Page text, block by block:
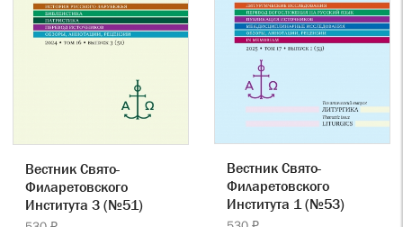
Вестник Свято-
Филаретовского
Института 3 (№51)
Вестник Свято-
Филаретовского
Института 1 (№53)